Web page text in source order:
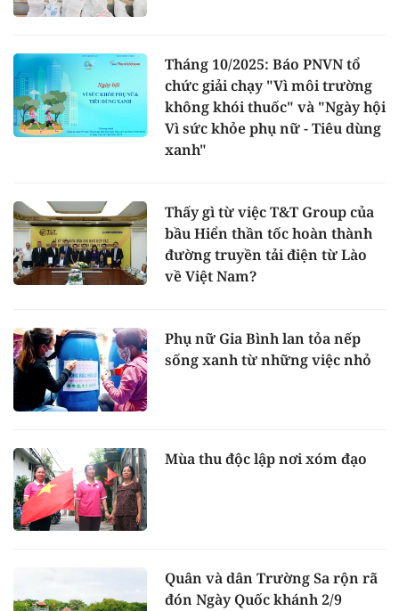
Tháng 10/2025: Báo PNVN tổ
chức giải chạy "Vì môi trường
không khói thuốc" và "Ngày hội
Vì sức khỏe phụ nữ - Tiêu dùng
xanh"
Thấy gì từ việc T&T Group của
bầu Hiển thần tốc hoàn thành
đường truyền tải điện từ Lào
về Việt Nam?
Phụ nữ Gia Bình lan tỏa nếp
sống xanh từ những việc nhỏ
Mùa thu độc lập nơi xóm đạo
Quân và dân Trường Sa rộn rã
đón Ngày Quốc khánh 2/9